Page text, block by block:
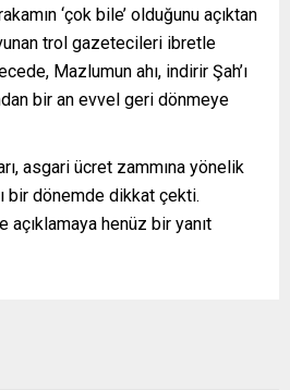
‘çok bile’ olduğunu açıktan
trol gazetecileri ibretle
Mazlumun ahı, indirir Şah’ı
bir an evvel geri dönmeye
asgari ücret zammına yönelik
bir dönemde dikkat çekti.
açıklamaya henüz bir yanıt